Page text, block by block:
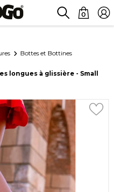
0
Bottes et Bottines
longues à glissière - Small